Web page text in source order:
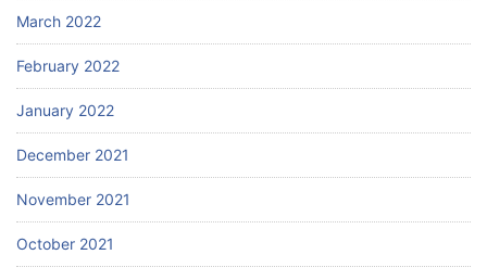
March 2022
February 2022
January 2022
December 2021
November 2021
October 2021